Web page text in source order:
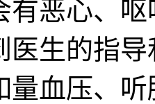
有恶心、
医生的指
量血压、